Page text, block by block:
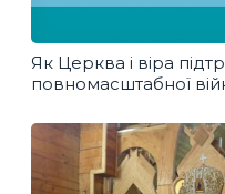
Як Церква і віра
повномасштабної